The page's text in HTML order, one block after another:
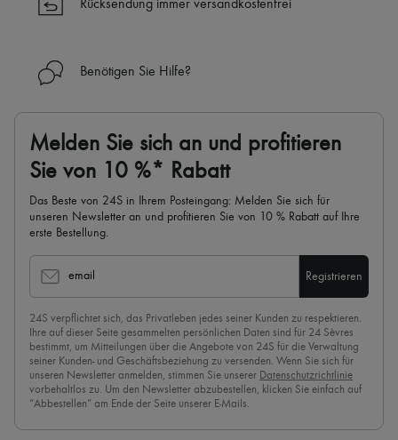
Rücksendung immer versandkostenfrei
Benötigen Sie Hilfe?
Melden Sie sich an und profitieren
Sie von 10 %* Rabatt
Das Beste von 24S in Ihrem Posteingang: Melden Sie sich für
unseren Newsletter an und profitieren Sie von 10 % Rabatt auf Ihre
erste Bestellung.
email Registrieren
24S verpflichtet sich, das Privatleben jedes seiner Kunden zu respektieren.
Ihre auf dieser Seite gesammelten persönlichen Daten sind für 24 Sèvres
bestimmt, um Mitteilungen über die Angebote von 24S für die Verwaltung
seiner Kunden- und Geschäftsbeziehung zu versenden. Wenn Sie sich für
unseren Newsletter anmelden, stimmen Sie unserer Datenschutzrichtlinie
vorbehaltlos zu. Um den Newsletter abzubestellen, klicken Sie einfach auf
“Abbestellen” am Ende der Seite unserer E-Mails.